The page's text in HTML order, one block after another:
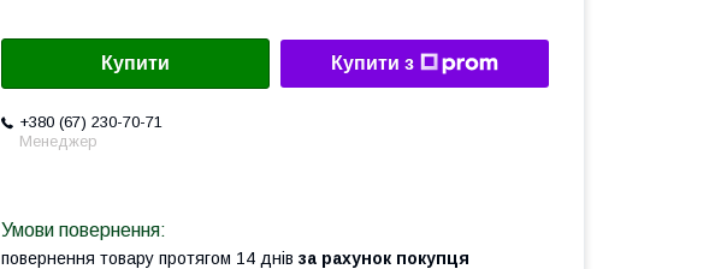
Купити Купити з
+380 (67) 230-70-71
Менеджер
повернення товару протягом 14 днів за рахунок покупця